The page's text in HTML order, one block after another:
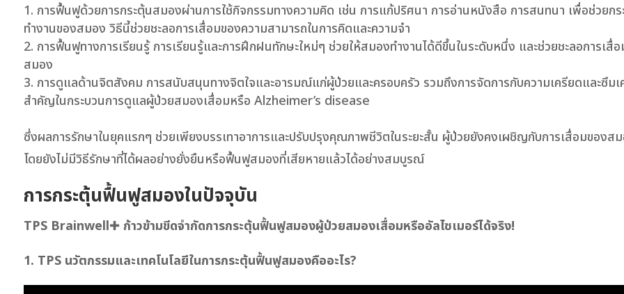
การฟื้นฟูด้วยการกระตุ้นสมองผ่านการใช้กิจกรรมทางความคิด เช่น การแก้ปริศนา การอ่านหนังสือ การสนทนา เพื่อช่วยกร
ทำงานของสมอง วิธีนี้ช่วยชะลอการเสื่อมของความสามารถในการคิดและความจำ
การฟื้นฟูทางการเรียนรู้ การเรียนรู้และการฝึกฝนทักษะใหม่ๆ ช่วยให้สมองทำงานได้ดีขึ้นในระดับหนึ่ง และช่วยชะลอการเสื่
สมอง
การดูแลด้านจิตสังคม การสนับสนุนทางจิตใจและอารมณ์แก่ผู้ป่วยและครอบครัว รวมถึงการจัดการกับความเครียดและซึมเ
สำคัญในกระบวนการดูแลผู้ป่วยสมองเสื่อมหรือ Alzheimer’s disease
ซึ่งผลการรักษาในยุคแรกๆ ช่วยเพียงบรรเทาอาการและปรับปรุงคุณภาพชีวิตในระยะสั้น ผู้ป่วยยังคงเผชิญกับการเสื่อมของส
โดยยังไม่มีวิธีรักษาที่ได้ผลอย่างยั่งยืนหรือฟื้นฟูสมองที่เสียหายแล้วได้อย่างสมบูรณ์
การกระตุ้นฟื้นฟูสมองในปัจจุบัน
TPS Brainwell✚ ก้าวข้ามขีดจำกัดการกระตุ้นฟื้นฟูสมองผู้ป่วยสมองเสื่อมหรืออัลไซเมอร์ได้จริง!
1. TPS นวัตกรรมและเทคโนโลยีในการกระตุ้นฟื้นฟูสมองคืออะไร?